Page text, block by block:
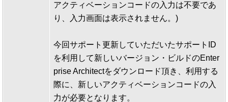
アクティベーションコードの入力は不要であ
り、入力画面は表示されません。)
今回サポート更新していただいたサポートID
を利用して新しいバージョン・ビルドのEnter
prise Architectをダウンロード頂き、利用する
際に、新しいアクティベーションコードの入
力が必要となります。